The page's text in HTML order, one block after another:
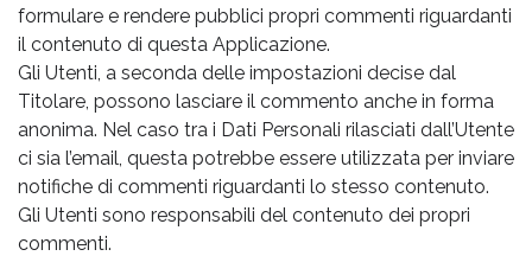
formulare e rendere pubblici propri commenti riguardanti
il contenuto di questa Applicazione.
Gli Utenti, a seconda delle impostazioni decise dal
Titolare, possono lasciare il commento anche in forma
anonima. Nel caso tra i Dati Personali rilasciati dall’Utente
ci sia l’email, questa potrebbe essere utilizzata per inviare
notifiche di commenti riguardanti lo stesso contenuto.
Gli Utenti sono responsabili del contenuto dei propri
commenti.